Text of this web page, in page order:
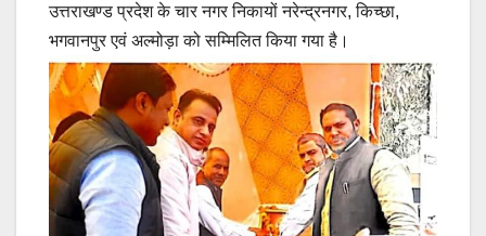
उत्तराखण्ड प्रदेश के चार नगर निकायों नरेन्द्रनगर, किच्छा,
भगवानपुर एवं अल्मोड़ा को सम्मिलित किया गया है।